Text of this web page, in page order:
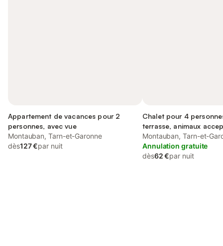
Appartement de vacances pour 2
personnes, avec vue
Montauban, Tarn-et-Garonne
dès127 €par nuit
Chalet pour 4
terrasse, animaux
Montauban, Tarn-et-
Annulation gratuite
dès62 €par nuit